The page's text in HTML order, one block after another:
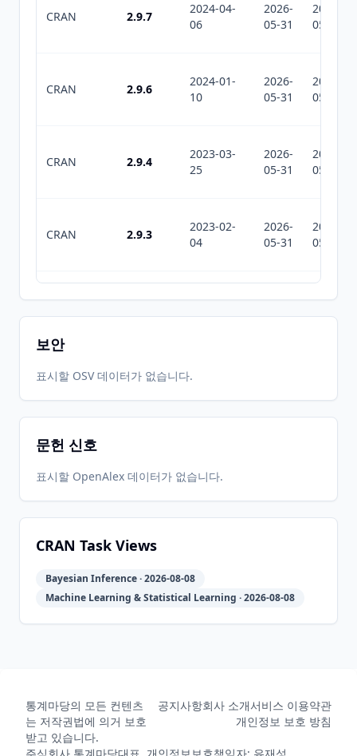
CRAN 2.9.7
2024-04-
06
2026-
05-31
2026-
05-31
CRAN 2.9.6
2024-01-
10
2026-
05-31
2026-
05-31
CRAN 2.9.4
2023-03-
25
2026-
05-31
2026-
05-31
CRAN 2.9.3
2023-02-
04
2026-
05-31
2026-
05-31
2021-01-
05
2026-
05-31
2026-
05-31
CRAN 2.8
CRAN
2019-10-
2026-
2026-
CRAN 2.5
2019-06-
17
05-31
CRAN
29
05-31
보안
표시할 OSV 데이터가 없습니다.
문헌 신호
표시할 OpenAlex 데이터가 없습니다.
CRAN Task Views
Bayesian Inference · 2026-08-08
Machine Learning & Statistical Learning · 2026-08-08
통계마당의 모든 컨텐츠
는 저작권법에 의거 보호
받고 있습니다.
공지사항회사 소개서비스 이용약관
개인정보 보호 방침